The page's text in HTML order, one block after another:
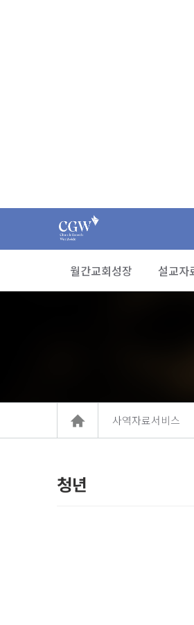
월간교회성장 설교자
홈
로
사역자료서비스
청년